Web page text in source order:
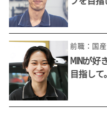
忘れられず、かつて
だいたのを機に元の
りました。
前職の中古車販売店
様々な車種を扱える
の、故障診断や整備
求していける楽しさ
は。BMWには専用の
り、それが車に搭載
預かったお客様のク
で見ます。預かって
切な想いがこめられ
ことを忘れずに、傷
を払い整備にあたりま
整備士という仕事を
民間の整備工場でメ
今でも忘れられない
お客様からの「ありが
資格制度から生まれる
前職：国
MINIが好
目指して。